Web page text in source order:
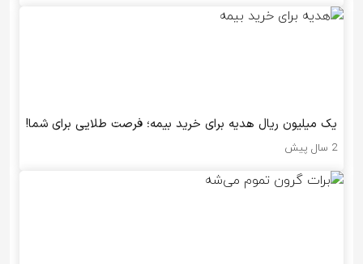
یک میلیون ریال هدیه برای خرید بیمه؛ فرصت طلایی برای شما!
2 سال پیش